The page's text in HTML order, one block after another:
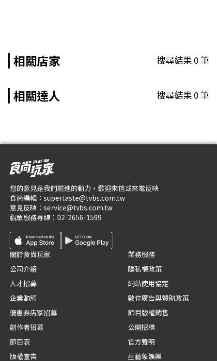
相關店家 搜尋結果0筆
相關達人 搜尋結果0筆
您的意見是我們前進的動力，歡迎來信或來電反映
食尚編輯： supertaste@tvbs.com.tw
意見反映： service@tvbs.com.tw
觀眾服務專線： 02-2656-1599
關於食尚玩家
公司介紹
人才招募
企業動態
優惠券店家招募
創作者招募
節目表
版權宣告
業務服務
隱私權政策
網站使用協定
數位廣告與贊助政策
節目版權銷售
公開招標
官方聲明
星藝象娛樂